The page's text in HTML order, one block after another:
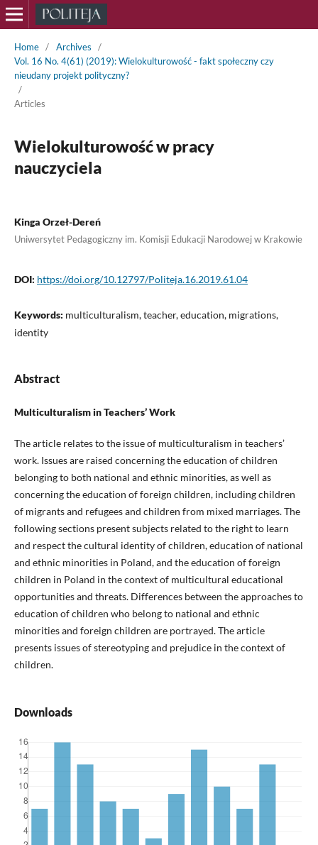
Home / Archives
/
Vol. 16 No. 4(61) (2019): Wielokulturowość - fakt społeczny czy
nieudany projekt polityczny?
/
Articles
Wielokulturowość w pracy
nauczyciela
Kinga Orzeł-Dereń
Uniwersytet Pedagogiczny im. Komisji Edukacji Narodowej w Krakowie
DOI: https://doi.org/10.12797/Politeja.16.2019.61.04
Keywords: multiculturalism, teacher, education, migrations,
identity
Abstract
Multiculturalism in Teachers’ Work
The article relates to the issue of multiculturalism in teachers’
work. Issues are raised concerning the education of children
belonging to both national and ethnic minorities, as well as
concerning the education of foreign children, including children
of migrants and refugees and children from mixed marriages. The
following sections present subjects related to the right to learn
and respect the cultural identity of children, education of national
and ethnic minorities in Poland, and the education of foreign
children in Poland in the context of multicultural educational
opportunities and threats. Differences between the approaches to
education of children who belong to national and ethnic
minorities and foreign children are portrayed. The article
presents issues of stereotyping and prejudice in the context of
children.
Downloads